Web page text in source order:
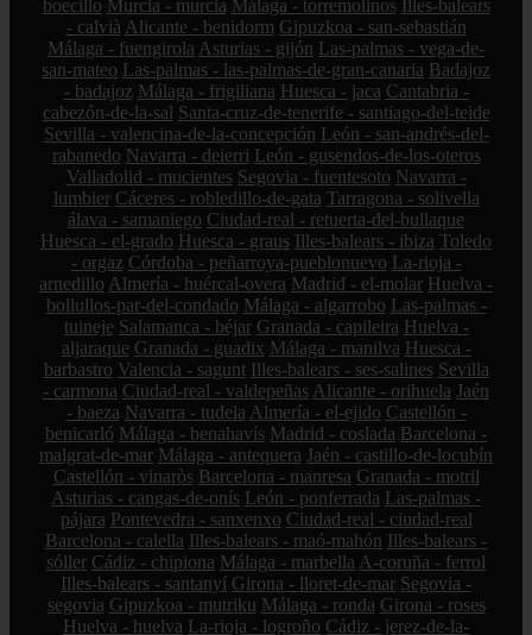
boecillo Murcia - murcia Málaga - torremolinos Illes-balears
- calvià Alicante - benidorm Gipuzkoa - san-sebastián
Málaga - fuengirola Asturias - gijón Las-palmas - vega-de-
san-mateo Las-palmas - las-palmas-de-gran-canaria Badajoz
- badajoz Málaga - frigiliana Huesca - jaca Cantabria -
cabezón-de-la-sal Santa-cruz-de-tenerife - santiago-del-teide
Sevilla - valencina-de-la-concepción León - san-andrés-del-
rabanedo Navarra - deierri León - gusendos-de-los-oteros
Valladolid - mucientes Segovia - fuentesoto Navarra -
lumbier Cáceres - robledillo-de-gata Tarragona - solivella
álava - samaniego Ciudad-real - retuerta-del-bullaque
Huesca - el-grado Huesca - graus Illes-balears - ibiza Toledo
- orgaz Córdoba - peñarroya-pueblonuevo La-rioja -
arnedillo Almería - huércal-overa Madrid - el-molar Huelva -
bollullos-par-del-condado Málaga - algarrobo Las-palmas -
tuineje Salamanca - béjar Granada - capileira Huelva -
aljaraque Granada - guadix Málaga - manilva Huesca -
barbastro Valencia - sagunt Illes-balears - ses-salines Sevilla
- carmona Ciudad-real - valdepeñas Alicante - orihuela Jaén
- baeza Navarra - tudela Almería - el-ejido Castellón -
benicarló Málaga - benahavís Madrid - coslada Barcelona -
malgrat-de-mar Málaga - antequera Jaén - castillo-de-locubín
Castellón - vinaròs Barcelona - manresa Granada - motril
Asturias - cangas-de-onís León - ponferrada Las-palmas -
pájara Pontevedra - sanxenxo Ciudad-real - ciudad-real
Barcelona - calella Illes-balears - maó-mahón Illes-balears -
sóller Cádiz - chipiona Málaga - marbella A-coruña - ferrol
Illes-balears - santanyí Girona - lloret-de-mar Segovia -
segovia Gipuzkoa - mutriku Málaga - ronda Girona - roses
Huelva - huelva La-rioja - logroño Cádiz - jerez-de-la-